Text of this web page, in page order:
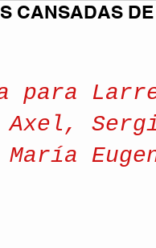
CANSADAS
para
Axel,